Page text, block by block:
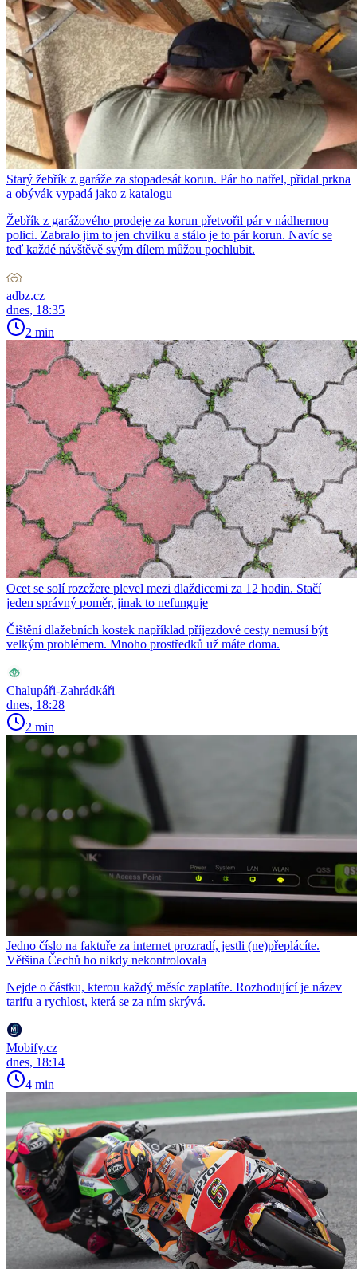
Starý žebřík z garáže za stopadesát korun. Pár ho natřel, přidal prkna
a obývák vypadá jako z katalogu
Žebřík z garážového prodeje za korun přetvořil pár v nádhernou
polici. Zabralo jim to jen chvilku a stálo je to pár korun. Navíc se
teď každé návštěvě svým dílem můžou pochlubit.
adbz.cz
dnes, 18:35
2 min
Ocet se solí rozežere plevel mezi dlaždicemi za 12 hodin. Stačí
jeden správný poměr, jinak to nefunguje
Čištění dlažebních kostek například příjezdové cesty nemusí být
velkým problémem. Mnoho prostředků už máte doma.
Chalupáři-Zahrádkáři
dnes, 18:28
2 min
Jedno číslo na faktuře za internet prozradí, jestli (ne)přeplácíte.
Většina Čechů ho nikdy nekontrolovala
Nejde o částku, kterou každý měsíc zaplatíte. Rozhodující je název
tarifu a rychlost, která se za ním skrývá.
Mobify.cz
dnes, 18:14
4 min